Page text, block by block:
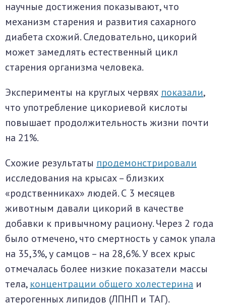
научные достижения показывают, что
механизм старения и развития сахарного
диабета схожий. Следовательно, цикорий
может замедлять естественный цикл
старения организма человека.
Эксперименты на круглых червях показали,
что употребление цикориевой кислоты
повышает продолжительность жизни почти
на 21%.
Схожие результаты продемонстрировали
исследования на крысах – близких
«родственниках» людей. С 3 месяцев
животным давали цикорий в качестве
добавки к привычному рациону. Через 2 года
было отмечено, что смертность у самок упала
на 35,3%, у самцов – на 28,6%. У всех крыс
отмечалась более низкие показатели массы
тела, концентрации общего холестерина и
атерогенных липидов (ЛПНП и ТАГ).